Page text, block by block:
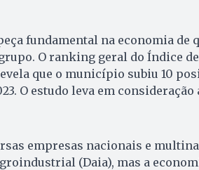
fundamental na economia de
O ranking geral do Índice
que o município subiu 10
O estudo leva em consideração
empresas nacionais e
(Daia), mas a